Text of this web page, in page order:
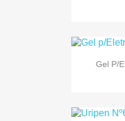

Gel P/